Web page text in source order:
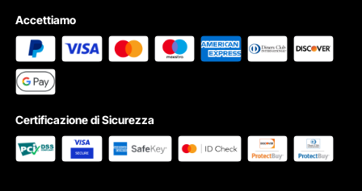
Accettiamo
Certificazione di Sicurezza